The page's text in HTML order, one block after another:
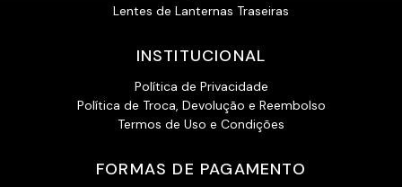
Lentes de Lanternas Traseiras
INSTITUCIONAL
Política de Privacidade
Política de Troca, Devolução e Reembolso
Termos de Uso e Condições
FORMAS DE PAGAMENTO